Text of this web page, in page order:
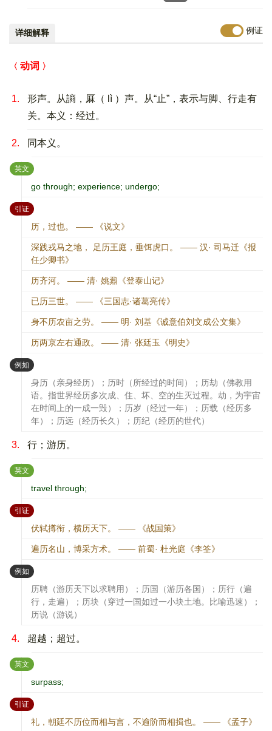
详细解释 例证
动词
1.
形声。从謪，厤（ lì ）声。从“止”，表示与脚、行走有
关。本义：经过。
2. 同本义。
英文 ：
go through; experience; undergo;
引证：
历，过也。 —— 《说文》
深践戎马之地， 足历王庭，垂饵虎口。 —— 汉· 司马迁《报
任少卿书》
历齐河。 —— 清· 姚鼐《登泰山记》
已历三世。 —— 《三国志·诸葛亮传》
身不历农亩之劳。 —— 明· 刘基《诚意伯刘文成公文集》
历两京左右通政。 —— 清· 张廷玉《明史》
例如 ：
身历（亲身经历）；历时（所经过的时间）；历劫（佛教用
语。指世界经历多次成、住、坏、空的生灭过程。劫，为宇宙
在时间上的一成一毁）；历岁（经过一年）；历载（经历多
年）；历远（经历长久）；历纪（经历的世代）
3. 行；游历。
英文 ：
travel through;
引证：
伏轼撙衔，横历天下。 —— 《战国策》
遍历名山，博采方术。 —— 前蜀· 杜光庭《李筌》
例如 ：
历聘（游历天下以求聘用）；历国（游历各国）；历行（遍
行，走遍）；历块（穿过一国如过一小块土地。比喻迅速）；
历说（游说）
4. 超越；超过。
英文 ：
surpass;
引证：
礼，朝廷不历位而相与言，不逾阶而相揖也。 —— 《孟子》